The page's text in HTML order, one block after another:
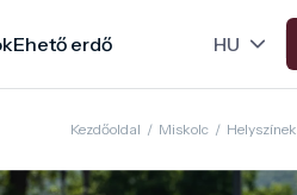
Ehető erdő
Kezdőoldal / Miskolc / Helyszínek